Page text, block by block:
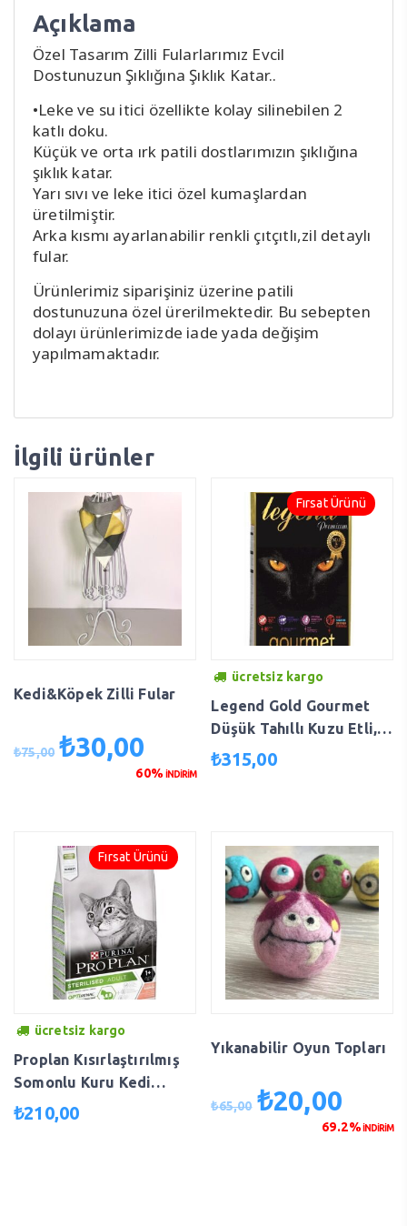
Açıklama
Özel Tasarım Zilli Fularlarımız Evcil
Dostunuzun Şıklığına Şıklık Katar..
•Leke ve su itici özellikte kolay silinebilen 2
katlı doku.
Küçük ve orta ırk patili dostlarımızın şıklığına
şıklık katar.
Yarı sıvı ve leke itici özel kumaşlardan
üretilmiştir.
Arka kısmı ayarlanabilir renkli çıtçıtlı,zil detaylı
fular.
Ürünlerimiz siparişiniz üzerine patili
dostunuzuna özel ürerilmektedir. Bu sebepten
dolayı ürünlerimizde iade yada değişim
yapılmamaktadır.
İlgili ürünler
Kedi&Köpek Zilli Fular
₺75,00 Orijinal
₺30,00
andaki
60% İNDİRİM
Fırsat Ürünü
ücretsiz kargo
Legend Gold Gourmet
Düşük Tahıllı Kuzu Etli,
Tavuklu Ve Balıklı
Yetişkin Kedi Maması 15
₺315,00
Fırsat Ürünü
ücretsiz kargo
Proplan Kısırlaştırılmış
Somonlu Kuru Kedi
Maması 3 kg 106-0010
₺210,00
Yıkanabilir Oyun Topları
₺65,00 Orijinal
₺20,00Şu
andaki
69.2%İNDİRİM